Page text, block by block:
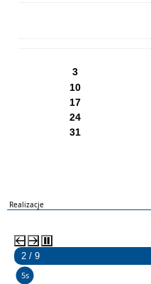
3
10
17
24
31
Realizacje
2 / 9
5s